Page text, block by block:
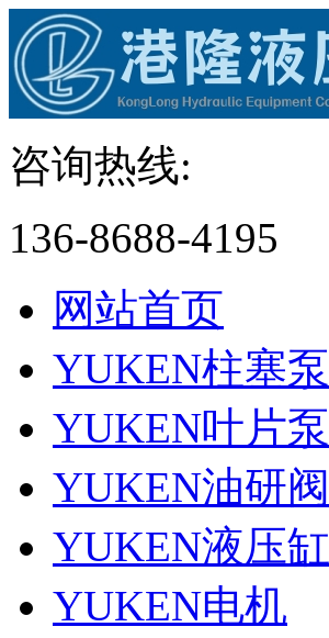
咨询热线:
136-8688-4195
网站首页
YUKEN柱塞泵
YUKEN叶片泵
YUKEN油研阀
YUKEN液压缸
YUKEN电机